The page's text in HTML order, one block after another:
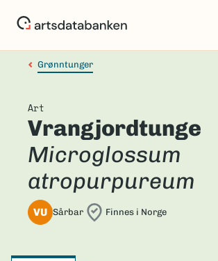
Grønntunger
Art
Vrangjordtunge
Microglossum
atropurpureum
VU Sårbar Finnes i Norge